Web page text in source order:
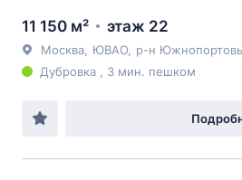
11 150 м² этаж 22
Москва ЮВАО р-н
Дубровка , 3 мин. пешком